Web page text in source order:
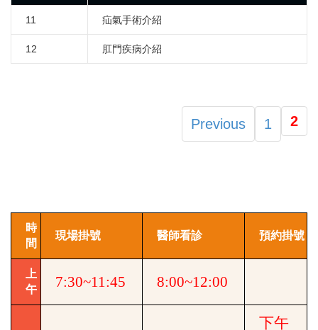
11 疝氣手術介紹
12 肛門疾病介紹
Previous 1 2
時
間
現場掛號 醫師看診 預約掛號
上
午
7:30~11:45 8:00~12:00
下午